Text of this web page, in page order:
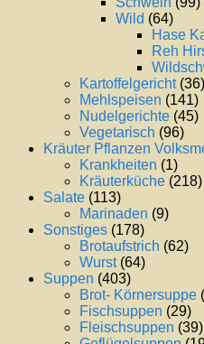
Wild (64)
Hase
Reh
Kartoffelgericht(36)
Mehlspeisen (141)
Nudelgerichte (45)
Vegetarisch (96)
Kräuter Pflanzen
Krankheiten (1)
Kräuterküche (218)
Salate (113)
Marinaden (9)
Sonstiges (178)
Brotaufstrich (62)
Wurst(64)
Suppen (403)
Brot- Körnersuppe
Fischsuppen (29)
Fleischsuppen (39)